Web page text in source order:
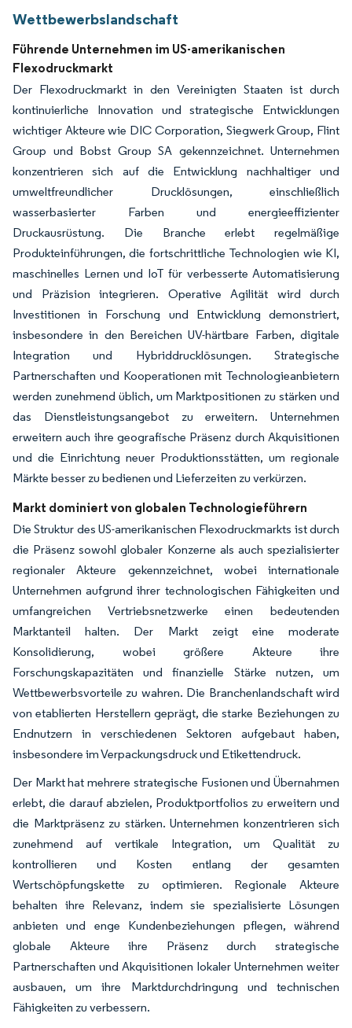
Wettbewerbslandschaft
Führende Unternehmen im US-amerikanischen
Flexodruckmarkt
Der Flexodruckmarkt in den Vereinigten Staaten ist durch
kontinuierliche Innovation und strategische Entwicklungen
wichtiger Akteure wie DIC Corporation, Siegwerk Group, Flint
Group und Bobst Group SA gekennzeichnet. Unternehmen
konzentrieren sich auf die Entwicklung nachhaltiger und
umweltfreundlicher Drucklösungen, einschließlich
wasserbasierter Farben und energieeffizienter
Druckausrüstung. Die Branche erlebt regelmäßige
Produkteinführungen, die fortschrittliche Technologien wie KI,
maschinelles Lernen und IoT für verbesserte Automatisierung
und Präzision integrieren. Operative Agilität wird durch
Investitionen in Forschung und Entwicklung demonstriert,
insbesondere in den Bereichen UV-härtbare Farben, digitale
Integration und Hybriddrucklösungen. Strategische
Partnerschaften und Kooperationen mit Technologieanbietern
werden zunehmend üblich, um Marktpositionen zu stärken und
das Dienstleistungsangebot zu erweitern. Unternehmen
erweitern auch ihre geografische Präsenz durch Akquisitionen
und die Einrichtung neuer Produktionsstätten, um regionale
Märkte besser zu bedienen und Lieferzeiten zu verkürzen.
Markt dominiert von globalen Technologieführern
Die Struktur des US-amerikanischen Flexodruckmarkts ist durch
die Präsenz sowohl globaler Konzerne als auch spezialisierter
regionaler Akteure gekennzeichnet, wobei internationale
Unternehmen aufgrund ihrer technologischen Fähigkeiten und
umfangreichen Vertriebsnetzwerke einen bedeutenden
Marktanteil halten. Der Markt zeigt eine moderate
Konsolidierung, wobei größere Akteure ihre
Forschungskapazitäten und finanzielle Stärke nutzen, um
Wettbewerbsvorteile zu wahren. Die Branchenlandschaft wird
von etablierten Herstellern geprägt, die starke Beziehungen zu
Endnutzern in verschiedenen Sektoren aufgebaut haben,
insbesondere im Verpackungsdruck und Etikettendruck.
Der Markt hat mehrere strategische Fusionen und Übernahmen
erlebt, die darauf abzielen, Produktportfolios zu erweitern und
die Marktpräsenz zu stärken. Unternehmen konzentrieren sich
zunehmend auf vertikale Integration, um Qualität zu
kontrollieren und Kosten entlang der gesamten
Wertschöpfungskette zu optimieren. Regionale Akteure
behalten ihre Relevanz, indem sie spezialisierte Lösungen
anbieten und enge Kundenbeziehungen pflegen, während
globale Akteure ihre Präsenz durch strategische
Partnerschaften und Akquisitionen lokaler Unternehmen weiter
ausbauen, um ihre Marktdurchdringung und technischen
Fähigkeiten zu verbessern.